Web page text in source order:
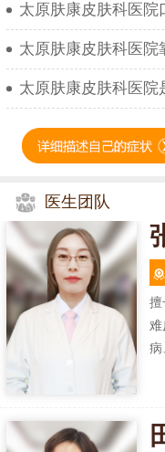
太原肤康皮肤科医
太原肤康皮肤科医院
太原肤康皮肤科医
医生团队
擅
难
病